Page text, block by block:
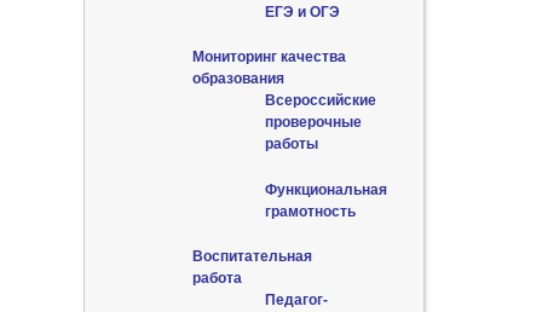
ЕГЭ и ОГЭ
Мониторинг качества
образования
Всероссийские
проверочные
работы
Функциональная
грамотность
Воспитательная
работа
Педагог-